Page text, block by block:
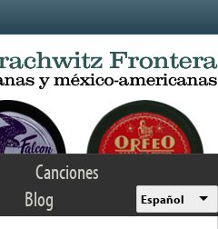
Canciones
Blog Español